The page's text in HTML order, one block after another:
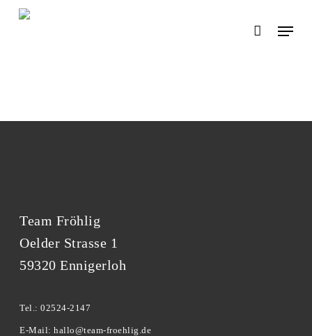
Skip
Menu
Team Fröhlig
Oelder Strasse 1
59320 Ennigerloh
Tel.: 02524-2147
E-Mail: hallo@team-froehlig.de